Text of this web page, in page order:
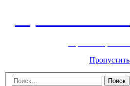
Пропустить
Поиск